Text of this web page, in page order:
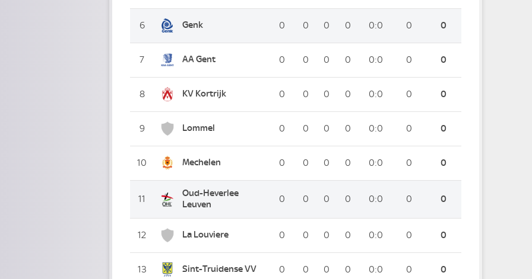
6 Genk 0 0 0 0 0:0 0 0
7 AA Gent 0 0 0 0 0:0 0 0
8 KV Kortrijk 0 0 0 0 0:0 0 0
9 Lommel 0 0 0 0 0:0 0 0
10 Mechelen 0 0 0 0 0:0 0 0
11
Oud-Heverlee
Leuven
0 0 0 0 0:0 0 0
12 La Louviere 0 0 0 0 0:0 0 0
13 Sint-Truidense VV 0 0 0 0 0:0 0 0